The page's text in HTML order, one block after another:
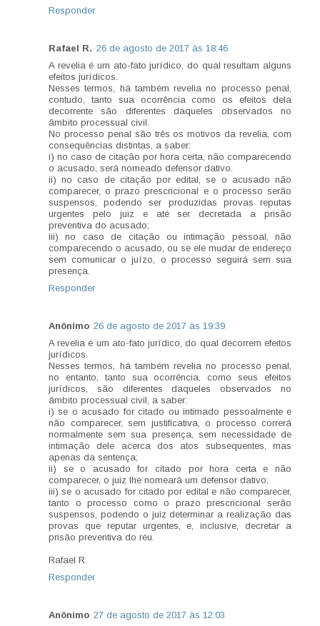
Responder
Rafael R. 26 de agosto de 2017 às 18:46
A revelia é um ato-fato jurídico, do qual resultam alguns
efeitos jurídicos.
Nesses termos, há também revelia no processo penal,
contudo, tanto sua ocorrência como os efeitos dela
decorrente são diferentes daqueles observados no
âmbito processual civil.
No processo penal são três os motivos da revelia, com
consequências distintas, a saber:
i) no caso de citação por hora certa, não comparecendo
o acusado, será nomeado defensor dativo.
ii) no caso de citação por edital, se o acusado não
comparecer, o prazo prescricional e o processo serão
suspensos, podendo ser produzidas provas reputas
urgentes pelo juiz e até ser decretada a prisão
preventiva do acusado;
iii) no caso de citação ou intimação pessoal, não
comparecendo o acusado, ou se ele mudar de endereço
sem comunicar o juízo, o processo seguirá sem sua
presença.
Responder
Anônimo 26 de agosto de 2017 às 19:39
A revelia é um ato-fato jurídico, do qual decorrem efeitos
jurídicos.
Nesses termos, há também revelia no processo penal,
no entanto, tanto sua ocorrência, como seus efeitos
jurídicos, são diferentes daqueles observados no
âmbito processual civil, a saber:
i) se o acusado for citado ou intimado pessoalmente e
não comparecer, sem justificativa, o processo correrá
normalmente sem sua presença, sem necessidade de
intimação dele acerca dos atos subsequentes, mas
apenas da sentença;
ii) se o acusado for citado por hora certa e não
comparecer, o juiz lhe nomeará um defensor dativo;
iii) se o acusado for citado por edital e não comparecer,
tanto o processo como o prazo prescricional serão
suspensos, podendo o juiz determinar a realização das
provas que reputar urgentes, e, inclusive, decretar a
prisão preventiva do réu.
Rafael R.
Responder
Anônimo 27 de agosto de 2017 às 12:03